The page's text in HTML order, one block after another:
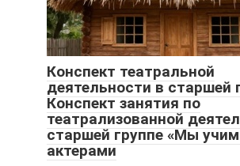
Конспект театральной
деятельности в старшей
Конспект занятия по
театрализованной
старшей группе «Мы
актерами